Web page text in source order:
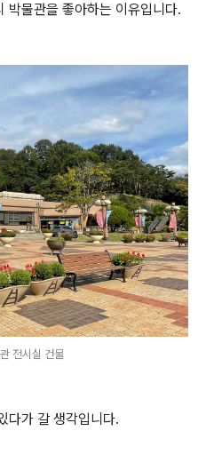
박물관을 좋아하는 이유입니다.
전시실 건물
다가 갈 생각입니다.